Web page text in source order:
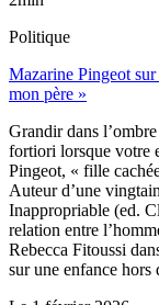
Politique
Mazarine Pingeot
mon père »
Grandir dans
fortiori lorsque votre
Pingeot, « fille
Auteur d’une
Inappropriable (ed.
relation entre
Rebecca Fitoussi
sur une enfance hors